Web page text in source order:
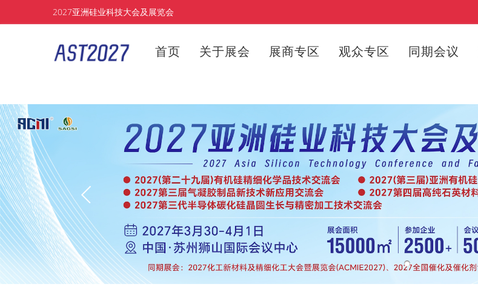
2027亚洲硅业科技大会及展览会
首页 关于展会 展商专区 观众专区 同期会议